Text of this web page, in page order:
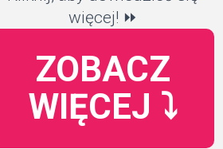
więcej! ⏩
ZOBACZ
WIĘCEJ ⤵️